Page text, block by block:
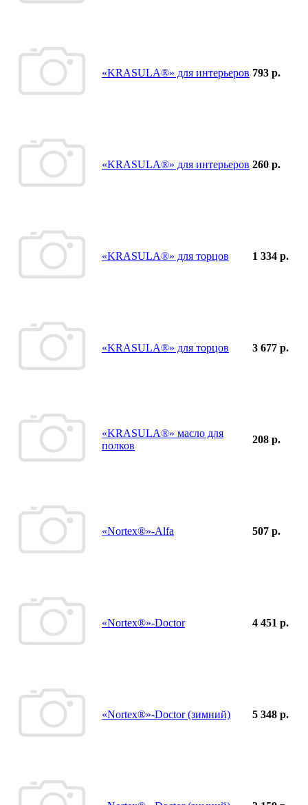
«KRASULA®» для интерьеров 793 р.
«KRASULA®» для интерьеров 260 р.
«KRASULA®» для торцов 1 334 р.
«KRASULA®» для торцов 3 677 р.
«KRASULA®» масло для
полков
208 р.
«Nortex®»-Alfa 507 р.
«Nortex®»-Doctor 4 451 р.
«Nortex®»-Doctor (зимний) 5 348 р.